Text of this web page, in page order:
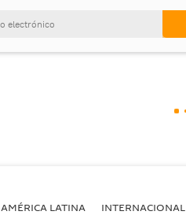
AMÉRICA LATINA INTERNACIONAL